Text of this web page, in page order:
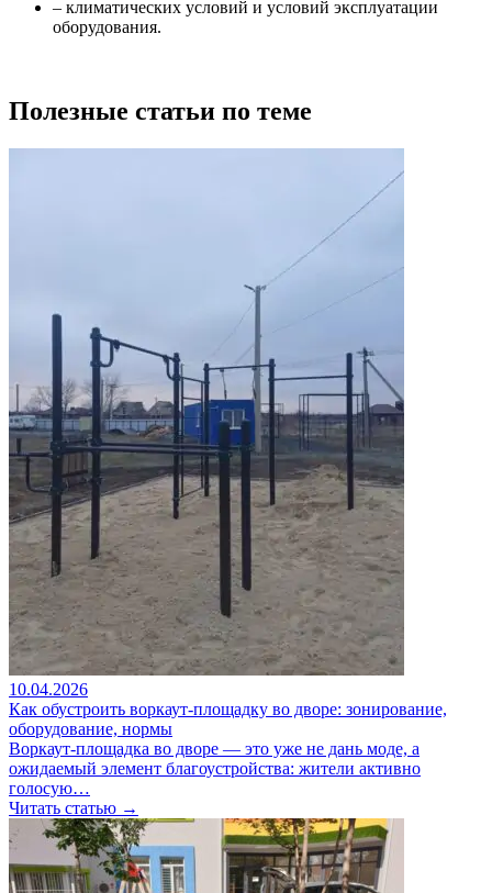
– климатических условий и условий эксплуатации
оборудования.
Полезные статьи по теме
10.04.2026
Как обустроить воркаут-площадку во дворе: зонирование,
оборудование, нормы
Воркаут-площадка во дворе — это уже не дань моде, а
ожидаемый элемент благоустройства: жители активно
голосую…
Читать статью →